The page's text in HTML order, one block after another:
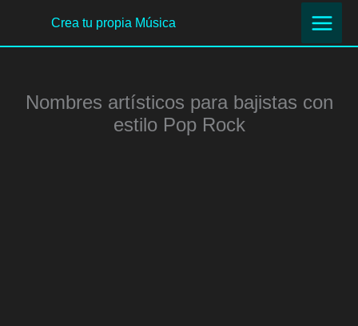
contenido
Crea tu propia Música
Nombres artísticos para bajistas con
estilo Pop Rock